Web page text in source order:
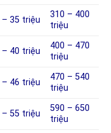
– 35 triệu
310 – 400
triệu
– 40 triệu
400 – 470
triệu
– 46 triệu
470 – 540
triệu
– 55 triệu
590 – 650
triệu